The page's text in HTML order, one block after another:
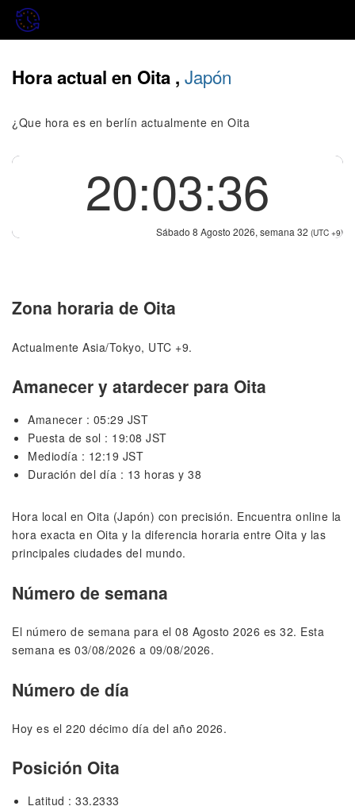
Hora actual en Oita , Japón
¿Que hora es en berlín actualmente en Oita
20:03:36
Sábado 8 Agosto 2026, semana 32 (UTC +9)
Zona horaria de Oita
Actualmente Asia/Tokyo, UTC +9.
Amanecer y atardecer para Oita
Amanecer : 05:29 JST
Puesta de sol : 19:08 JST
Mediodía : 12:19 JST
Duración del día : 13 horas y 38
Hora local en Oita (Japón) con precisión. Encuentra online la
hora exacta en Oita y la diferencia horaria entre Oita y las
principales ciudades del mundo.
Número de semana
El número de semana para el 08 Agosto 2026 es 32. Esta
semana es 03/08/2026 a 09/08/2026.
Número de día
Hoy es el 220 décimo día del año 2026.
Posición Oita
Latitud : 33.2333